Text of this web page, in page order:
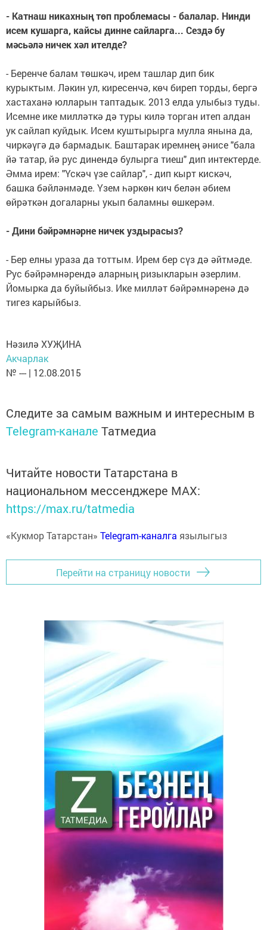
- Катнаш никахның төп проблемасы - балалар. Нинди
исем кушарга, кайсы динне сайларга... Сездә бу
мәсьәлә ничек хәл ителде?
- Беренче балам төшкәч, ирем ташлар дип бик
курыктым. Ләкин ул, киресенчә, көч биреп торды, бергә
хастаханә юлларын таптадык. 2013 елда улыбыз туды.
Исемне ике милләткә дә туры килә торган итеп алдан
ук сайлап куйдык. Исем куштырырга мулла янына да,
чиркәүгә дә бармадык. Баштарак иремнең әнисе "бала
йә татар, йә рус динендә булырга тиеш" дип интектерде.
Әмма ирем: "Үскәч үзе сайлар", - дип кырт кискәч,
башка бәйләнмәде. Үзем һәркөн кич белән әбием
өйрәткән догаларны укып баламны өшкерәм.
- Дини бәйрәмнәрне ничек уздырасыз?
- Бер елны ураза да тоттым. Ирем бер сүз дә әйтмәде.
Рус бәйрәмнәрендә аларның ризыкларын әзерлим.
Йомырка да буйыйбыз. Ике милләт бәйрәмнәренә дә
тигез карыйбыз.
Нәзилә ХУҖИНА
Акчарлак
№ --- | 12.08.2015
Следите за самым важным и интересным в
Telegram-канале Татмедиа
Читайте новости Татарстана в
национальном мессенджере MАХ:
https://max.ru/tatmedia
«Кукмор Татарстан» Telegram-каналга язылыгыз
Перейти на страницу новости